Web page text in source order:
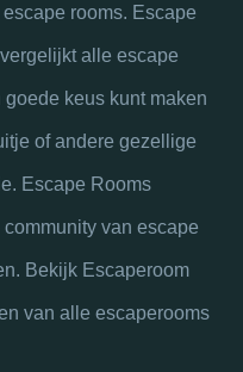
rooms. Escape
alle escape
keus kunt maken
of andere gezellige
Escape Rooms
van escape
Bekijk Escaperoom
van alle escaperooms